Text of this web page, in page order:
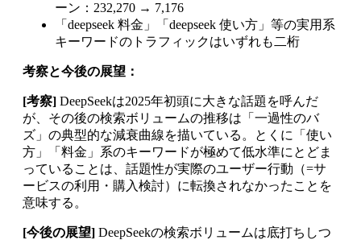
ーン：232,270 → 7,176
「deepseek 料金」「deepseek 使い方」等の実用系
キーワードのトラフィックはいずれも二桁
考察と今後の展望：
[考察] DeepSeekは2025年初頭に大きな話題を呼んだ
が、その後の検索ボリュームの推移は「一過性のバ
ズ」の典型的な減衰曲線を描いている。とくに「使い
方」「料金」系のキーワードが極めて低水準にとどま
っていることは、話題性が実際のユーザー行動（=サ
ービスの利用・購入検討）に転換されなかったことを
意味する。
[今後の展望] DeepSeekの検索ボリュームは底打ちしつ